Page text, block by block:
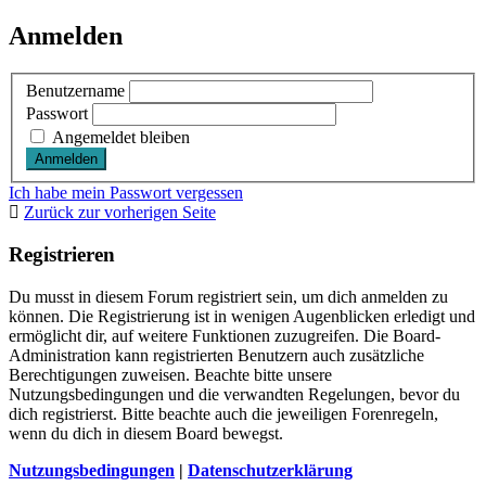
Anmelden
Benutzername
Passwort
Angemeldet bleiben
Ich habe mein Passwort vergessen
Zurück zur vorherigen Seite
Registrieren
Du musst in diesem Forum registriert sein, um dich anmelden zu
können. Die Registrierung ist in wenigen Augenblicken erledigt und
ermöglicht dir, auf weitere Funktionen zuzugreifen. Die Board-
Administration kann registrierten Benutzern auch zusätzliche
Berechtigungen zuweisen. Beachte bitte unsere
Nutzungsbedingungen und die verwandten Regelungen, bevor du
dich registrierst. Bitte beachte auch die jeweiligen Forenregeln,
wenn du dich in diesem Board bewegst.
Nutzungsbedingungen | Datenschutzerklärung